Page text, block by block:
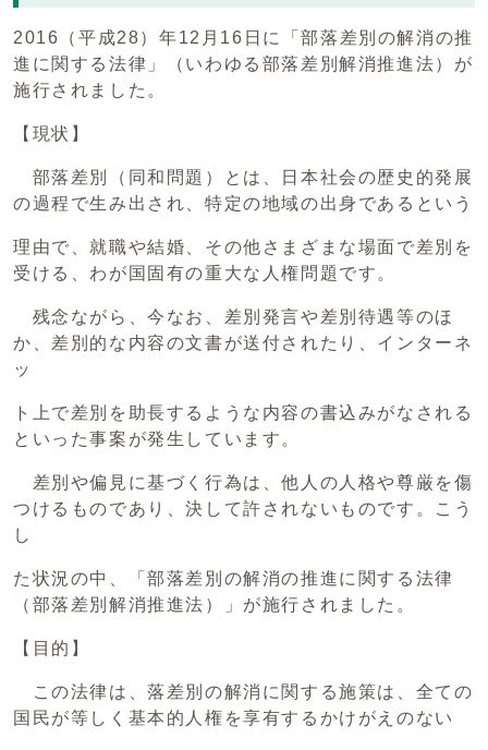
2016（平成28）年12月16日に「部落差別の解消の推
進に関する法律」（いわゆる部落差別解消推進法）が
施行されました。
【現状】
部落差別（同和問題）とは、日本社会の歴史的発展
の過程で生み出され、特定の地域の出身であるという
理由で、就職や結婚、その他さまざまな場面で差別を
受ける、わが国固有の重大な人権問題です。
残念ながら、今なお、差別発言や差別待遇等のほ
か、差別的な内容の文書が送付されたり、インターネ
ッ
ト上で差別を助長するような内容の書込みがなされる
といった事案が発生しています。
差別や偏見に基づく行為は、他人の人格や尊厳を傷
つけるものであり、決して許されないものです。こう
し
た状況の中、「部落差別の解消の推進に関する法律
（部落差別解消推進法）」が施行されました。
【目的】
この法律は、落差別の解消に関する施策は、全ての
国民が等しく基本的人権を享有するかけがえのない